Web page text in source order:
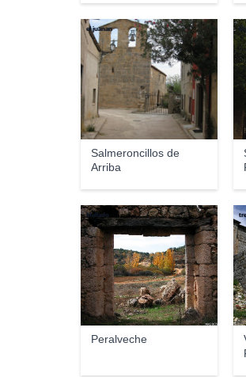
Salmeroncillos de
Arriba
el juanan
Peralveche
Mellado